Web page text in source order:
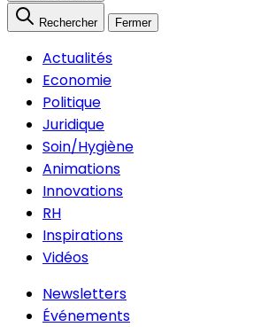
Rechercher Fermer
Actualités
Economie
Politique
Juridique
Soin/Hygiène
Animations
Innovations
RH
Inspirations
Vidéos
Newsletters
Événements